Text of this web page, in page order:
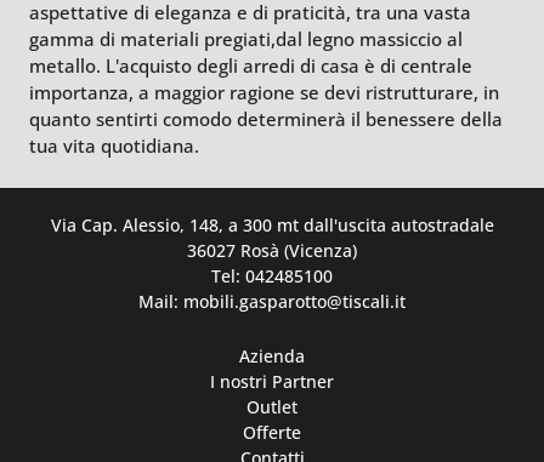
aspettative di eleganza e di praticità, tra una vasta
gamma di materiali pregiati,dal legno massiccio al
metallo. L'acquisto degli arredi di casa è di centrale
importanza, a maggior ragione se devi ristrutturare, in
quanto sentirti comodo determinerà il benessere della
tua vita quotidiana.
Via Cap. Alessio, 148, a 300 mt dall'uscita autostradale
36027 Rosà (Vicenza)
Tel: 042485100
Mail: mobili.gasparotto@tiscali.it
Azienda
I nostri Partner
Outlet
Offerte